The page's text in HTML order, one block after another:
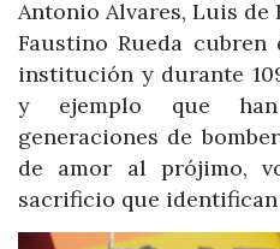
Antonio Alvares, Luis de
Faustino Rueda
institución y durante
y ejemplo que
generaciones de
de amor al prójimo,
sacrificio que